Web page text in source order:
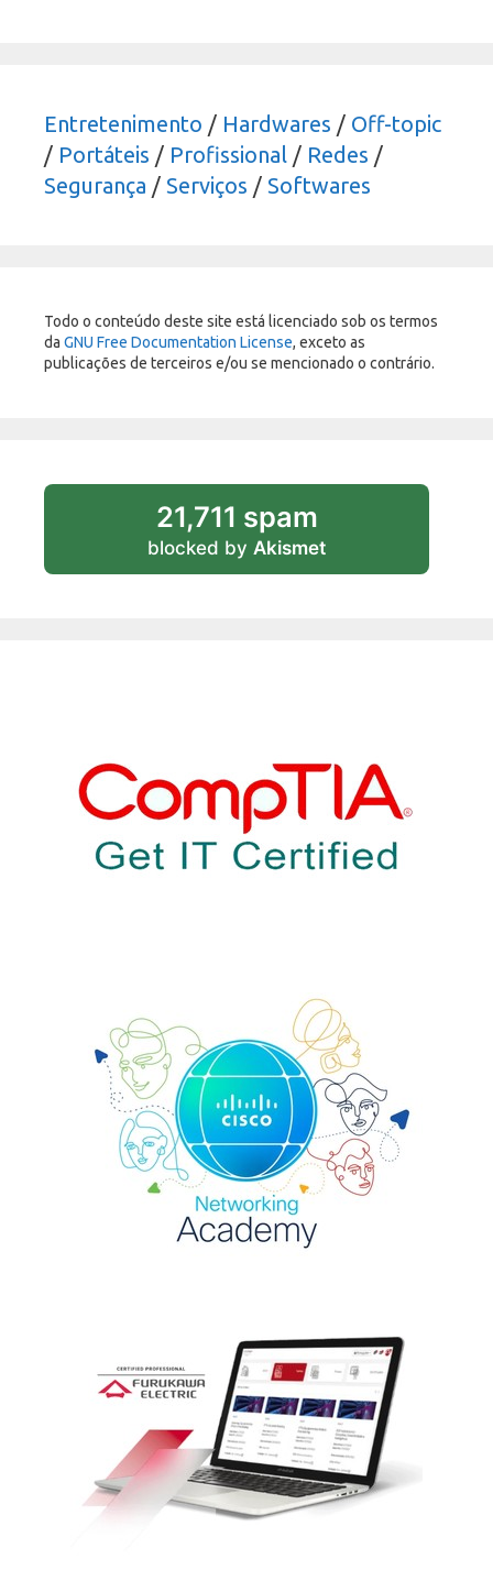
Entretenimento / Hardwares / Off-topic
/ Portáteis / Profissional / Redes /
Segurança / Serviços / Softwares
Todo o conteúdo deste site está licenciado sob os termos
da GNU Free Documentation License, exceto as
publicações de terceiros e/ou se mencionado o contrário.
21,711 spam
blocked by Akismet